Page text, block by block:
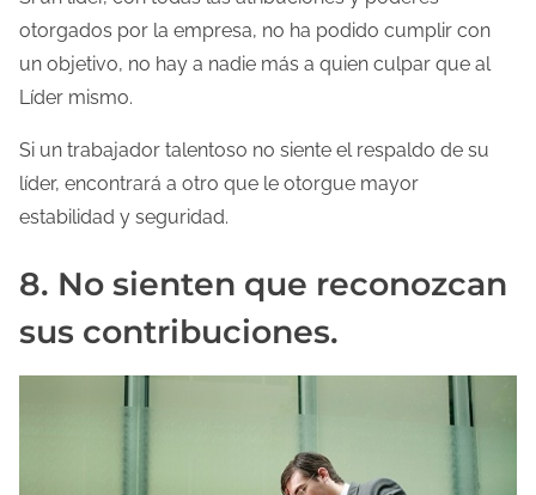
otorgados por la empresa, no ha podido cumplir con
un objetivo, no hay a nadie más a quien culpar que al
Líder mismo.
Si un trabajador talentoso no siente el respaldo de su
líder, encontrará a otro que le otorgue mayor
estabilidad y seguridad.
8. No sienten que reconozcan
sus contribuciones.